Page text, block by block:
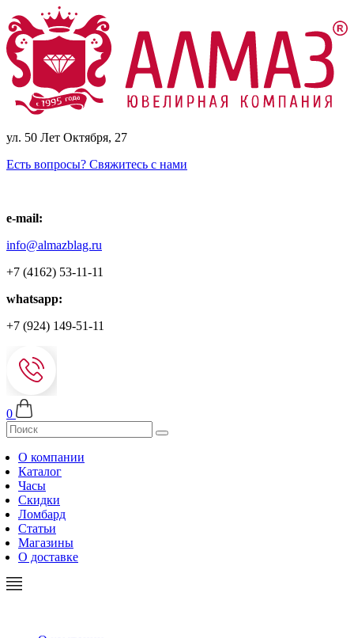
ул. 50 Лет Октября, 27
Есть вопросы? Свяжитесь с нами
e-mail:
info@almazblag.ru
+7 (4162) 53-11-11
whatsapp:
+7 (924) 149-51-11
0
О компании
Каталог
Часы
Скидки
Ломбард
Статьи
Магазины
О доставке